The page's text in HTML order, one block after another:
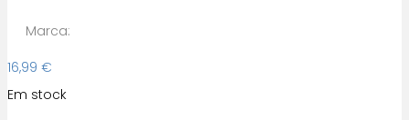
Marca:
16,99 €
Em stock